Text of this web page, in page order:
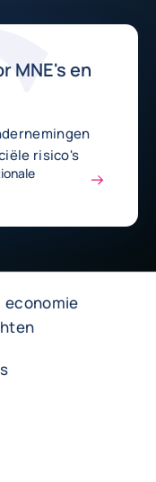
MNE's en
risico's
economie